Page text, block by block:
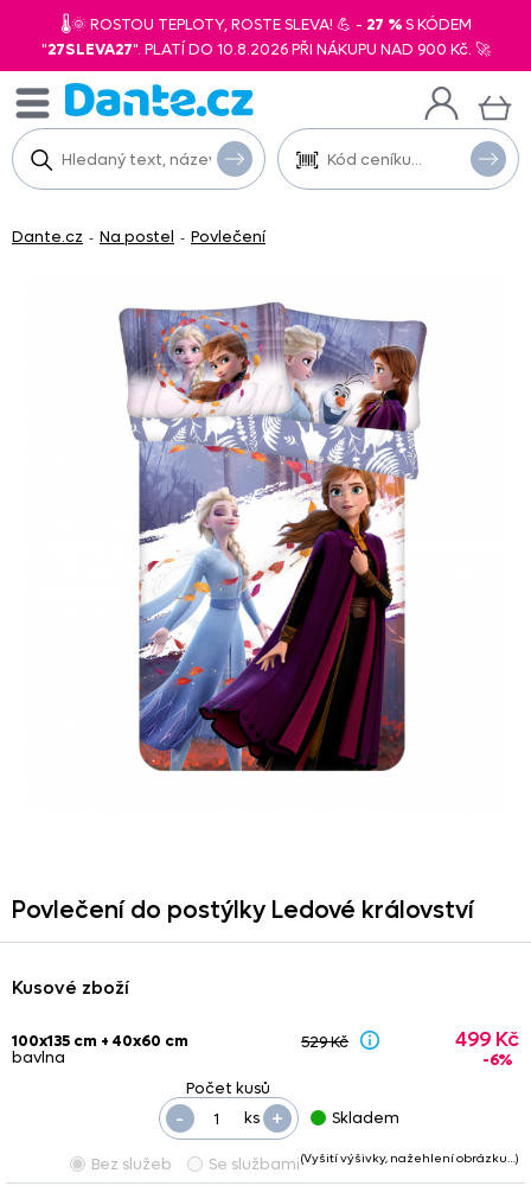
🌡️🌞 ROSTOU TEPLOTY, ROSTE SLEVA! 💪 - 27 %S KÓDEM
"27SLEVA27". PLATÍ DO 10.8.2026 PŘI NÁKUPU NAD 900 Kč. 🚀
Dante.cz - Na postel - Povlečení
Povlečení do postýlky Ledové království
Kusové zboží
100x135 cm + 40x60 cm
bavlna
ks +
-
529 Kč 499 Kč
-6%
Skladem
Bez služeb Se službami(Vyšití výšivky, nažehlení obrázku…)